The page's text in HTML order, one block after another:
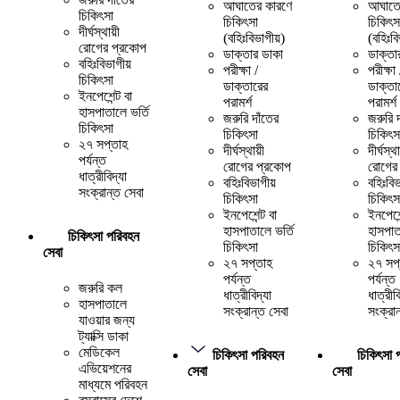
চিকিৎসা
দীর্ঘস্থায়ী
রোগের প্রকোপ
বহিঃবিভাগীয়
চিকিৎসা
ইনপেশেন্ট বা
হাসপাতালে ভর্তি
চিকিৎসা
২৭ সপ্তাহ
পর্যন্ত
ধাত্রীবিদ্যা
সংক্রান্ত সেবা
চিকিৎসা পরিবহন
সেবা
জরুরি কল
হাসপাতালে
যাওয়ার জন্য
ট্যাক্সি ডাকা
মেডিকেল
এভিয়েশনের
মাধ্যমে পরিবহন
আঘাতের কারণে
চিকিৎসা
(বহিঃবিভাগীয়)
ডাক্তার ডাকা
পরীক্ষা /
ডাক্তারের
পরামর্শ
জরুরি দাঁতের
চিকিৎসা
দীর্ঘস্থায়ী
রোগের প্রকোপ
বহিঃবিভাগীয়
চিকিৎসা
ইনপেশেন্ট বা
হাসপাতালে ভর্তি
চিকিৎসা
২৭ সপ্তাহ
পর্যন্ত
ধাত্রীবিদ্যা
সংক্রান্ত সেবা
চিকিৎসা পরিবহন
সেবা
পরীক্ষা
পরামর্শ
জরুরি
২৭
পর্যন্ত
চিকিৎসা
সেবা